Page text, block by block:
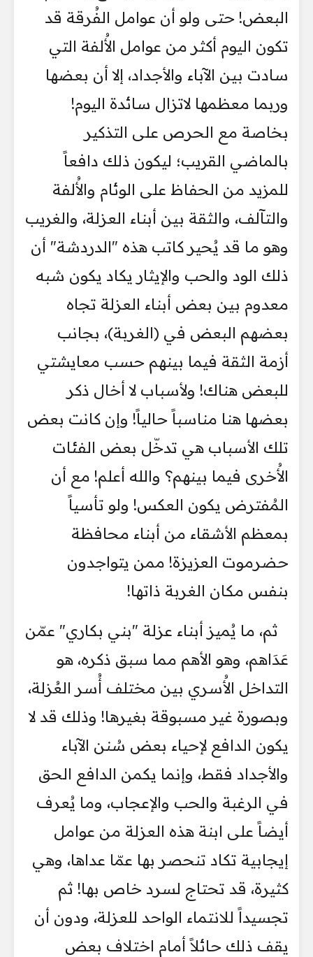
البعض! حتى ولو أن عوامل الفُرقة قد
تكون اليوم أكثر من عوامل الأُلفة التي
سادت بين الآباء والأجداد، إلا أن بعضها
وربما معظمها لاتزال سائدة اليوم!
بخاصة مع الحرص على التذكير
بالماضي القريب؛ ليكون ذلك دافعاً
للمزيد من الحفاظ على الوئام والأُلفة
والتآلف، والثقة بين أبناء العزلة، والغريب
وهو ما قد يُحير كاتب هذه "الدردشة" أن
ذلك الود والحب والإيثار يكاد يكون شبه
معدوم بين بعض أبناء العزلة تجاه
بعضهم البعض في (الغربة)، بجانب
أزمة الثقة فيما بينهم حسب معايشتي
للبعض هناك! ولأسباب لا أخال ذكر
بعضها هنا مناسباً حالياً! وإن كانت بعض
تلك الأسباب هي تدخّل بعض الفئات
الأُخرى فيما بينهم؟ والله أعلم! مع أن
المُفترض يكون العكس! ولو تأسياً
بمعظم الأشقاء من أبناء محافظة
حضرموت العزيزة! ممن يتواجدون
بنفس مكان الغربة ذاتها!
ثم، ما يُميز أبناء عزلة "بني بكاري" عمّن
عَدَاهم، وهو الأهم مما سبق ذكره، هو
التداخل الأُسري بين مختلف أُسر العُزلة،
وبصورة غير مسبوقة بغيرها! وذلك قد لا
يكون الدافع لإحياء بعض سُنن الآباء
والأجداد فقط، وإنما يكمن الدافع الحق
في الرغبة والحب والإعجاب، وما يُعرف
أيضاً على ابنة هذه العزلة من عوامل
إيجابية تكاد تنحصر بها عمّا عداها، وهي
كثيرة، قد تحتاج لسرد خاص بها! ثم
تجسيداً للانتماء الواحد للعزلة، ودون أن
يقف ذلك حائلاً أمام اختلاف بعض